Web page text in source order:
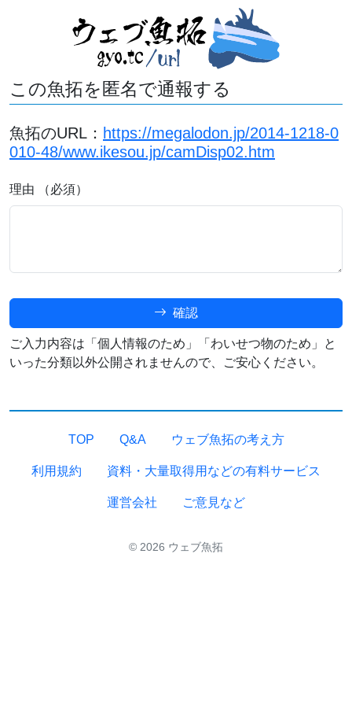
この魚拓を匿名で通報する
魚拓のURL： https://megalodon.jp/2014-1218-0
010-48/www.ikesou.jp/camDisp02.htm
理由 （必須）
確認
ご入力内容は「個人情報のため」「わいせつ物のため」と
いった分類以外公開されませんので、ご安心ください。
TOP Q&A ウェブ魚拓の考え方
利用規約 資料・大量取得用などの有料サービス
運営会社 ご意見など
© 2026 ウェブ魚拓